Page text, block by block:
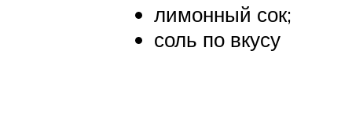
лимонный сок;
соль по вкусу